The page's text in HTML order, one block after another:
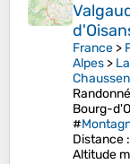
France >
Alpes >
Bourg-
#
Distance
Altitude